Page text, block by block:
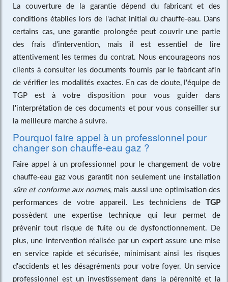
La couverture de la garantie dépend du fabricant et des
conditions établies lors de l'achat initial du chauffe-eau. Dans
certains cas, une garantie prolongée peut couvrir une partie
des frais d'intervention, mais il est essentiel de lire
attentivement les termes du contrat. Nous encourageons nos
clients à consulter les documents fournis par le fabricant afin
de vérifier les modalités exactes. En cas de doute, l'équipe de
TGP est à votre disposition pour vous guider dans
l'interprétation de ces documents et pour vous conseiller sur
la meilleure marche à suivre.
Pourquoi faire appel à un professionnel pour
changer son chauffe-eau gaz ?
Faire appel à un professionnel pour le changement de votre
chauffe-eau gaz vous garantit non seulement une installation
sûre et conforme aux normes, mais aussi une optimisation des
performances de votre appareil. Les techniciens de TGP
possèdent une expertise technique qui leur permet de
prévenir tout risque de fuite ou de dysfonctionnement. De
plus, une intervention réalisée par un expert assure une mise
en service rapide et sécurisée, minimisant ainsi les risques
d'accidents et les désagréments pour votre foyer. Un service
professionnel est un investissement dans la pérennité et la